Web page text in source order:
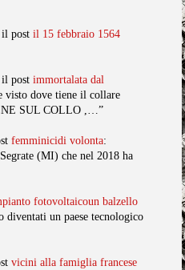
il post il 15 febbraio 1564
il post immortalata dal
visto dove tiene il collare
SUL COLLO ,…”
femminicidi volonta:
(MI) che nel 2018 ha
fotovoltaicoun balzello
diventati un paese tecnologico
vicini alla famiglia francese